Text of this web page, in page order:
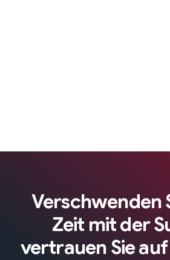
Verschwenden
Zeit mit der
vertrauen Sie